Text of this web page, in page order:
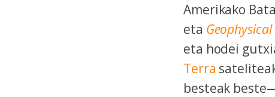
Amerikako
eta
eta hodei
Terra
besteak